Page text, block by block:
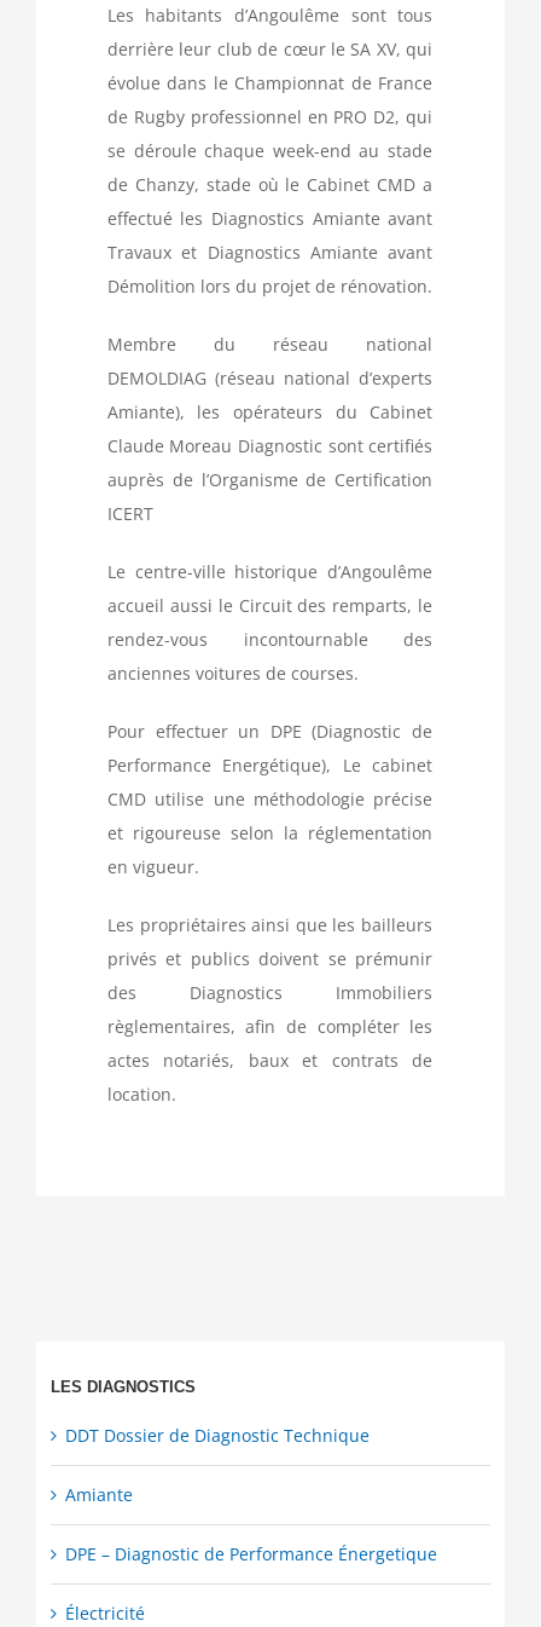
Les habitants d’Angoulême sont tous
derrière leur club de cœur le SA XV, qui
évolue dans le Championnat de France
de Rugby professionnel en PRO D2, qui
se déroule chaque week-end au stade
de Chanzy, stade où le Cabinet CMD a
effectué les Diagnostics Amiante avant
Travaux et Diagnostics Amiante avant
Démolition lors du projet de rénovation.
Membre du réseau national
DEMOLDIAG (réseau national d’experts
Amiante), les opérateurs du Cabinet
Claude Moreau Diagnostic sont certifiés
auprès de l’Organisme de Certification
ICERT
Le centre-ville historique d’Angoulême
accueil aussi le Circuit des remparts, le
rendez-vous incontournable des
anciennes voitures de courses.
Pour effectuer un DPE (Diagnostic de
Performance Energétique), Le cabinet
CMD utilise une méthodologie précise
et rigoureuse selon la réglementation
en vigueur.
Les propriétaires ainsi que les bailleurs
privés et publics doivent se prémunir
des Diagnostics Immobiliers
règlementaires, afin de compléter les
actes notariés, baux et contrats de
location.
LES DIAGNOSTICS
DDT Dossier de Diagnostic Technique
Amiante
DPE – Diagnostic de Performance Énergetique
Électricité